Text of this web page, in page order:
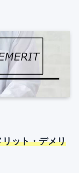
ット・デメリ